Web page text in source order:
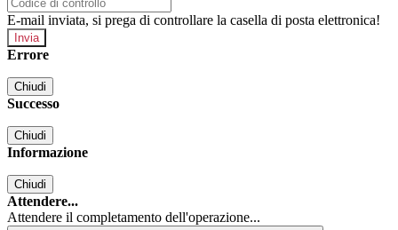
E-mail inviata, si prega di controllare la casella di posta elettronica!
Errore
Chiudi
Successo
Chiudi
Informazione
Chiudi
Attendere...
Attendere il completamento dell'operazione...